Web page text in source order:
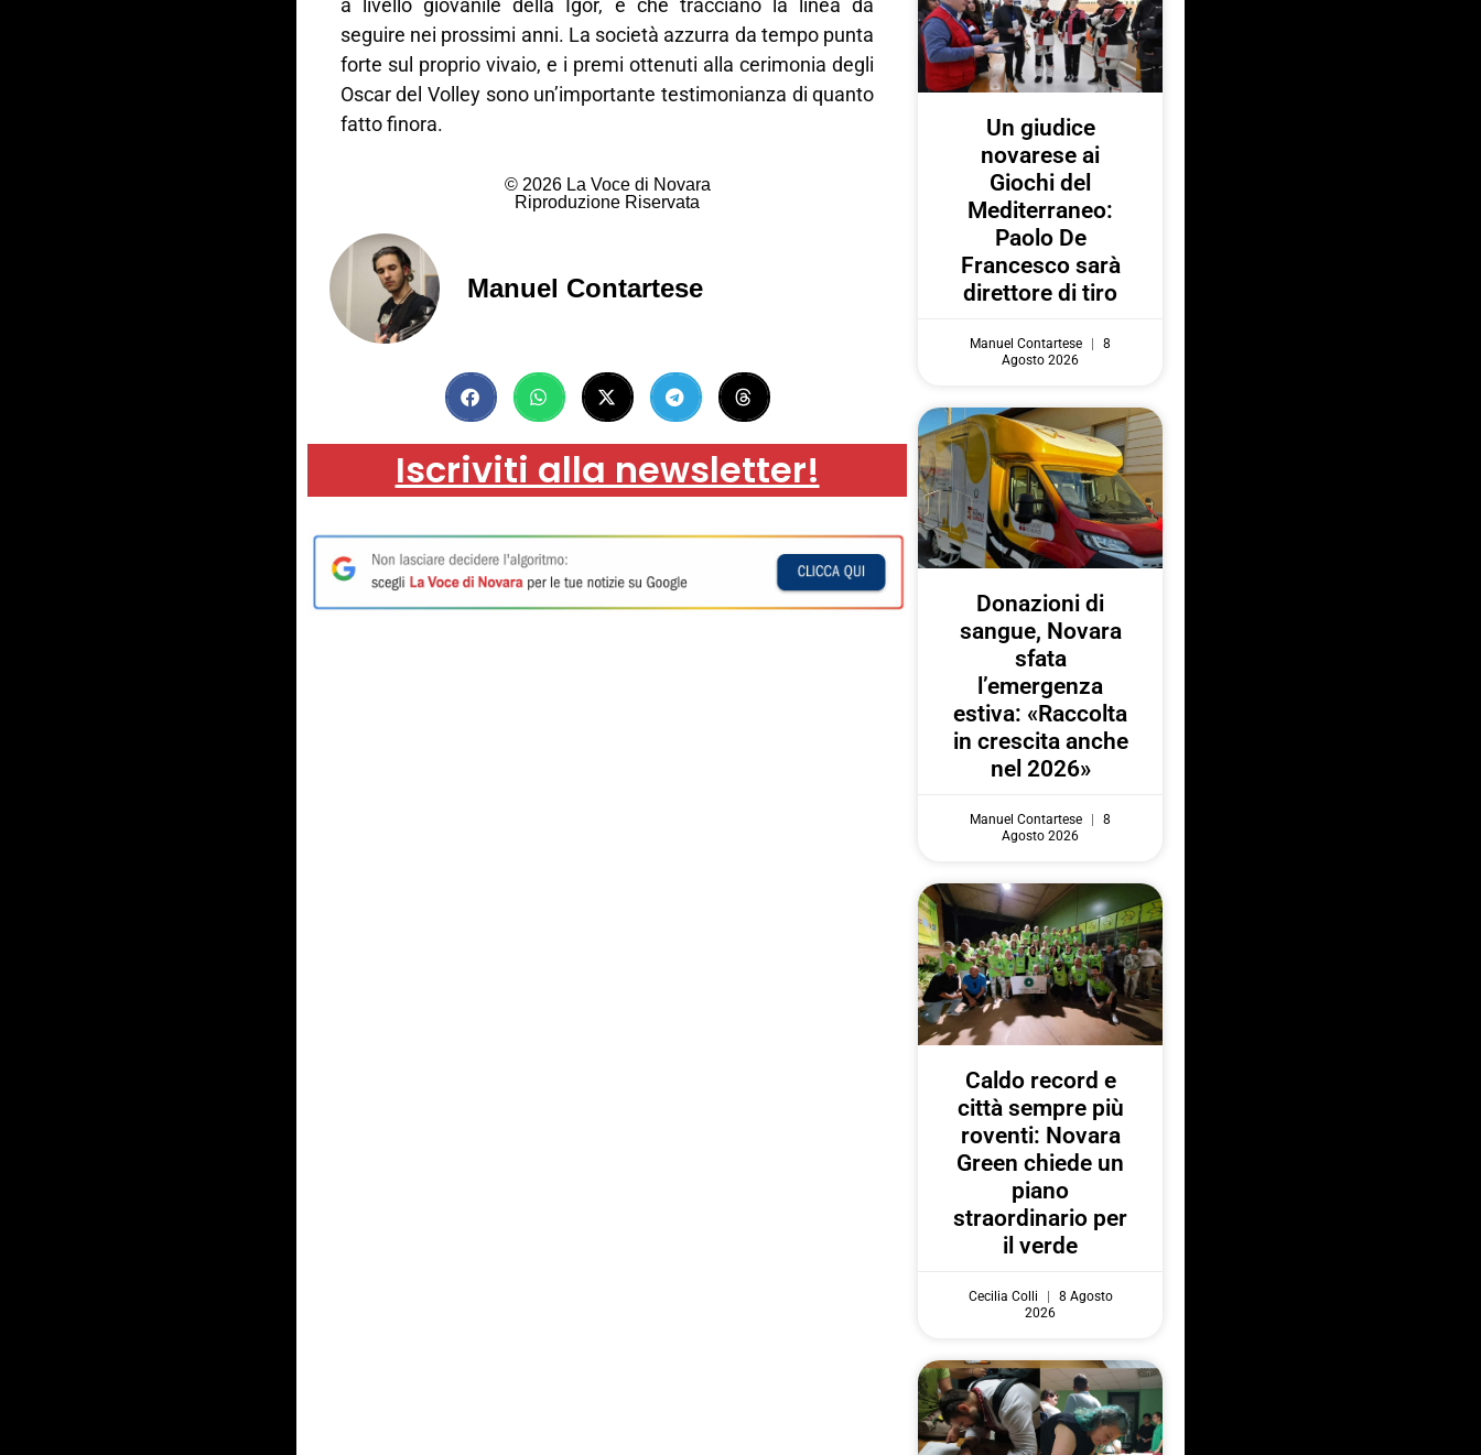
a livello giovanile della Igor, e che tracciano la linea da
seguire nei prossimi anni. La società azzurra da tempo punta
forte sul proprio vivaio, e i premi ottenuti alla cerimonia degli
Oscar del Volley sono un’importante testimonianza di quanto
fatto finora.
© 2026 La Voce di Novara
Riproduzione Riservata
Manuel Contartese
Iscriviti alla newsletter!
Un giudice
novarese ai
Giochi del
Mediterraneo:
Paolo De
Francesco sarà
direttore di tiro
Manuel Contartese
8
Agosto 2026
Donazioni di
sangue, Novara
sfata
l’emergenza
estiva: «Raccolta
in crescita anche
nel 2026»
Manuel Contartese
8
Agosto 2026
Caldo record e
città sempre più
roventi: Novara
Green chiede un
piano
straordinario per
il verde
Cecilia Colli
8 Agosto
2026